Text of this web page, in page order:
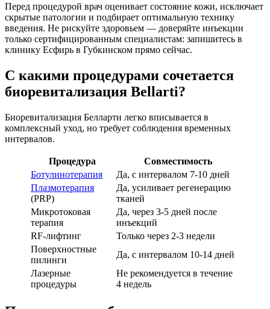
Перед процедурой врач оценивает состояние кожи, исключает
скрытые патологии и подбирает оптимальную технику
введения. Не рискуйте здоровьем — доверяйте инъекции
только сертифицированным специалистам: запишитесь в
клинику Есфирь в Губкинском прямо сейчас.
С какими процедурами сочетается
биоревитализация Bellarti?
Биоревитализация Белларти легко вписывается в
комплексный уход, но требует соблюдения временных
интервалов.
Процедура
Совместимость
Ботулинотерапия
Да, с интервалом 7-10 дней
Плазмотерапия
(PRP)
Да, усиливает регенерацию
тканей
Микротоковая
терапия
Да, через 3-5 дней после
инъекций
RF-лифтинг
Только через 2-3 недели
Поверхностные
пилинги
Да, с интервалом 10-14 дней
Лазерные
процедуры
Не рекомендуется в течение
4 недель